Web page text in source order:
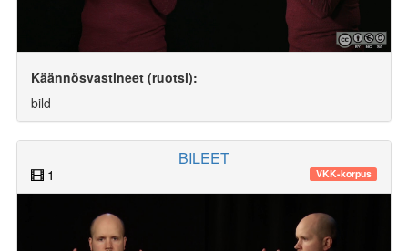
Käännösvastineet (ruotsi):
bild
BILEET
1 VKK-korpus